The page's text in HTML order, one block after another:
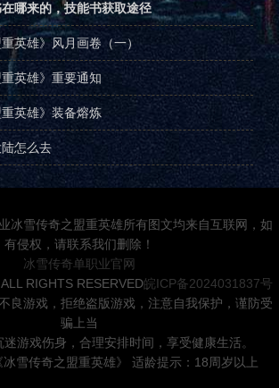
哪来的，技能书获取途径
英雄》风月画卷（一）
英雄》重要通知
英雄》装备熔炼
怎么去
冰雪传奇之盟重英雄所有图文均来自互联网，如
有侵权，请联系我们删除！
冰雪传奇单职业官网
RIGHTS RESERVED皖ICP备2024031837号
良游戏，拒绝盗版游戏，注意自我保护，谨防受
骗上当
游戏伤身，合理安排时间，享受健康生活。
雪传奇之盟重英雄》 适龄提示：18周岁以上